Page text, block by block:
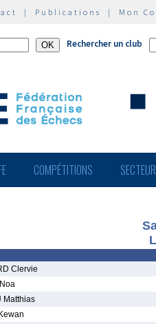
| Publications | Mon
Rechercher un club
COMPÉTITIONS
Clervie
Matthias